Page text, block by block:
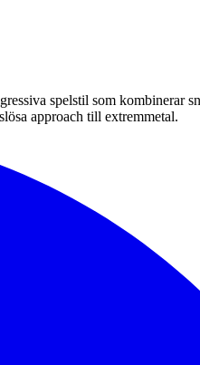
spelstil som kombinerar
approach till extremmetal.